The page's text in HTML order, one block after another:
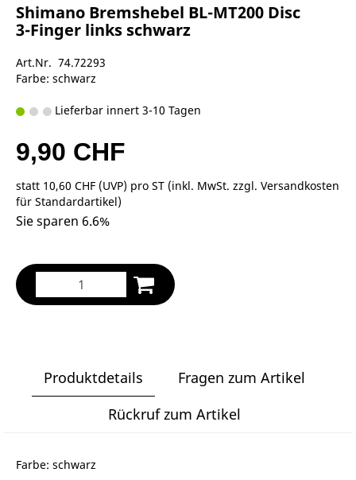
Shimano Bremshebel BL-MT200 Disc
3-Finger links schwarz
Art.Nr. 74.72293
Farbe: schwarz
Lieferbar innert 3-10 Tagen
9,90 CHF
statt 10,60 CHF (UVP) pro ST (inkl. MwSt. zzgl. Versandkosten
für Standardartikel)
Sie sparen 6.6%
Produktdetails
Fragen zum Artikel
Rückruf zum Artikel
Farbe: schwarz